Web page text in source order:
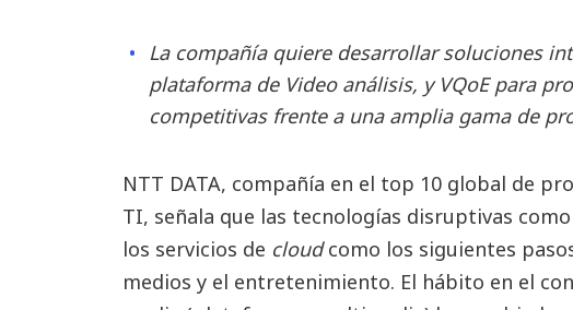
La compañía quiere desarrollar soluciones
plataforma de Video análisis, y VQoE para
competitivas frente a una amplia gama de
NTT DATA, compañía en el top 10 global de
TI, señala que las tecnologías disruptivas
los servicios de cloudcomo los siguientes
medios y el entretenimiento. El hábito en el